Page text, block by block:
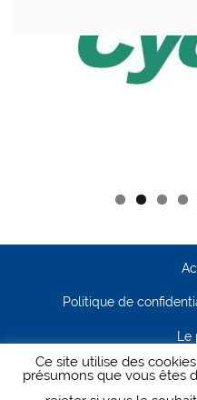
Politique de
Ce site utilise des
présumons que vous êtes